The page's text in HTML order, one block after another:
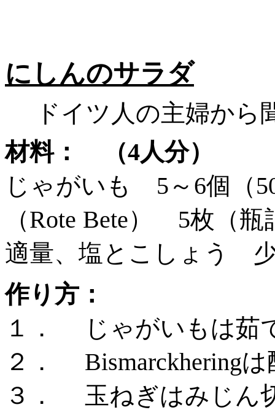
にしんのサラダ
ドイツ人の主婦から
材料： （4人分）
じゃがいも 5～6個（
（Rote Bete） 5枚（
適量、塩とこしょう
作り方：
１．
じゃがいもは茹
２．
Bismarckhering
３．
玉ねぎはみじん